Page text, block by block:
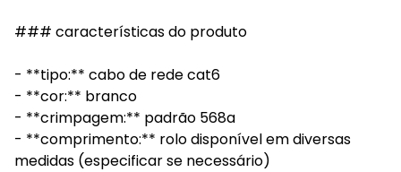
### características do produto
- **tipo:** cabo de rede cat6
- **cor:** branco
- **crimpagem:** padrão 568a
- **comprimento:** rolo disponível em diversas
medidas (especificar se necessário)